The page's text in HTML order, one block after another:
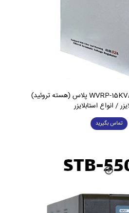
/ انواع استابلایزر
تماس بگیرید